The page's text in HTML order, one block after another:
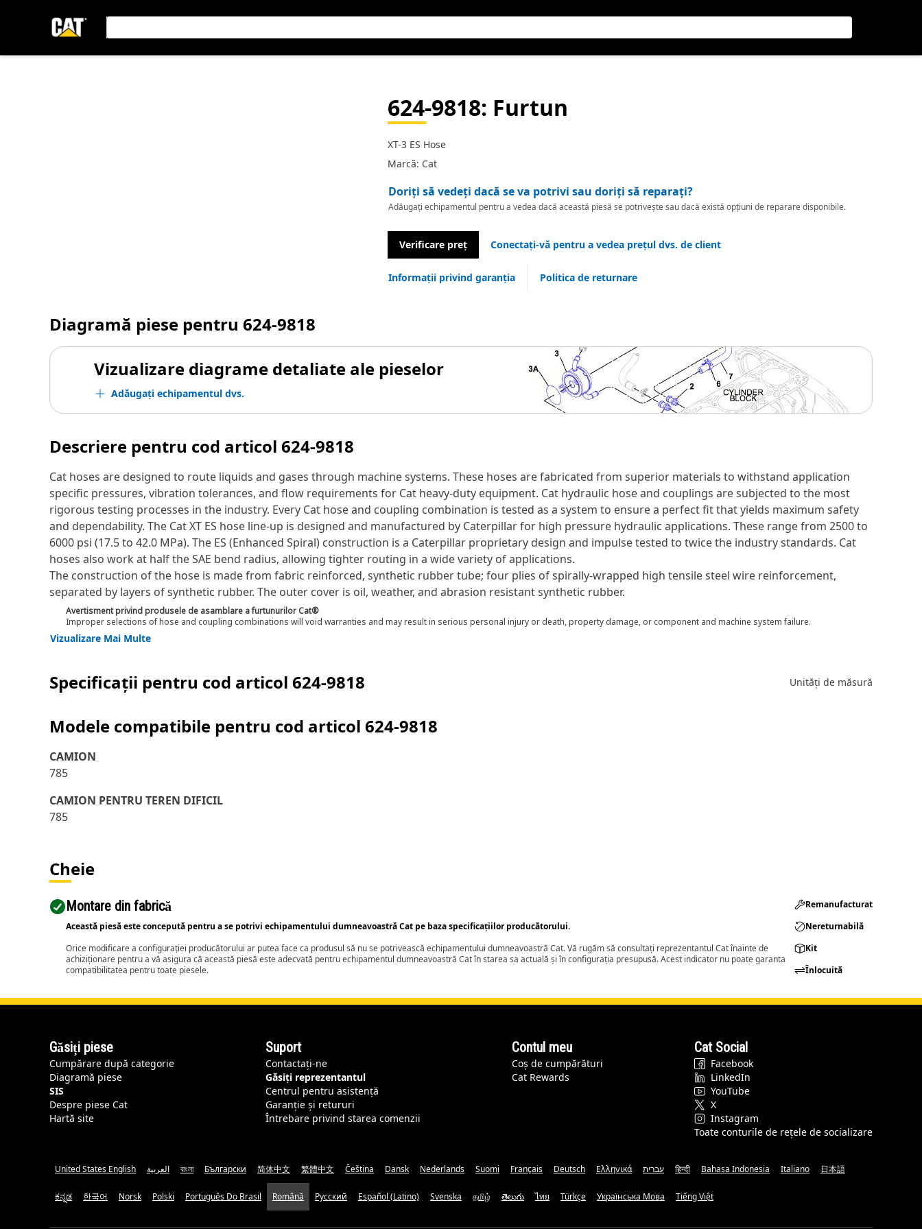
624-9818: Furtun
XT-3 ES Hose
Marcă: Cat
Doriți să vedeți dacă se va potrivi sau doriți să reparați?
Adăugați echipamentul pentru a vedea dacă această piesă se potrivește sau dacă există opțiuni de reparare disponibile.
Verificare preț Conectați-vă pentru a vedea prețul dvs. de client
Informații privind garanția Politica de returnare
Diagramă piese pentru 624-9818
Vizualizare diagrame detaliate ale pieselor
Adăugați echipamentul dvs.
Descriere pentru cod articol 624-9818
Cat hoses are designed to route liquids and gases through machine systems. These hoses are fabricated from superior materials to withstand application
specific pressures, vibration tolerances, and flow requirements for Cat heavy-duty equipment. Cat hydraulic hose and couplings are subjected to the most
rigorous testing processes in the industry. Every Cat hose and coupling combination is tested as a system to ensure a perfect fit that yields maximum safety
and dependability. The Cat XT ES hose line-up is designed and manufactured by Caterpillar for high pressure hydraulic applications. These range from 2500 to
6000 psi (17.5 to 42.0 MPa). The ES (Enhanced Spiral) construction is a Caterpillar proprietary design and impulse tested to twice the industry standards. Cat
hoses also work at half the SAE bend radius, allowing tighter routing in a wide variety of applications.
The construction of the hose is made from fabric reinforced, synthetic rubber tube; four plies of spirally-wrapped high tensile steel wire reinforcement,
separated by layers of synthetic rubber. The outer cover is oil, weather, and abrasion resistant synthetic rubber.
Avertisment privind produsele de asamblare a furtunurilor Cat®
Improper selections of hose and coupling combinations will void warranties and may result in serious personal injury or death, property damage, or component and machine system failure.
Vizualizare Mai Multe
Specificații pentru cod articol 624-9818 Unități de măsură
Modele compatibile pentru cod articol 624-9818
CAMION
785
CAMION PENTRU TEREN DIFICIL
785
Cheie
Montare din fabrică
Această piesă este concepută pentru a se potrivi echipamentului dumneavoastră Cat pe baza specificațiilor producătorului.
Orice modificare a configurației producătorului ar putea face ca produsul să nu se potrivească echipamentului dumneavoastră Cat. Vă rugăm să consultați reprezentantul Cat înainte de
achiziționare pentru a vă asigura că această piesă este adecvată pentru echipamentul dumneavoastră Cat în starea sa actuală și în configurația presupusă. Acest indicator nu poate garanta
compatibilitatea pentru toate piesele.
Remanufacturat​
Nereturnabilă
Kit
Înlocuită
Găsiți piese
Cumpărare după categorie
Diagramă piese
SIS
Despre piese Cat
Hartă site
Suport
Contactați-ne
Găsiți reprezentantul
Centrul pentru asistență
Garanție și retururi
Întrebare privind starea comenzii
Contul meu
Coș de cumpărături
Cat Rewards
Cat Social
Facebook
LinkedIn
YouTube
X
Instagram
Toate conturile de rețele de socializare
United States English العربية বাংলা Български 简体中文 繁體中文 Čeština Dansk Nederlands Suomi Français Deutsch Ελληνικά עברית हिन्दी Bahasa Indonesia Italiano 日本語
ಕನ್ನಡ 한국어 Norsk Polski Português Do Brasil Română Русский Español (Latino) Svenska தமிழ் తెలుగు ไทย Türkçe Українська Мова Tiếng Việt